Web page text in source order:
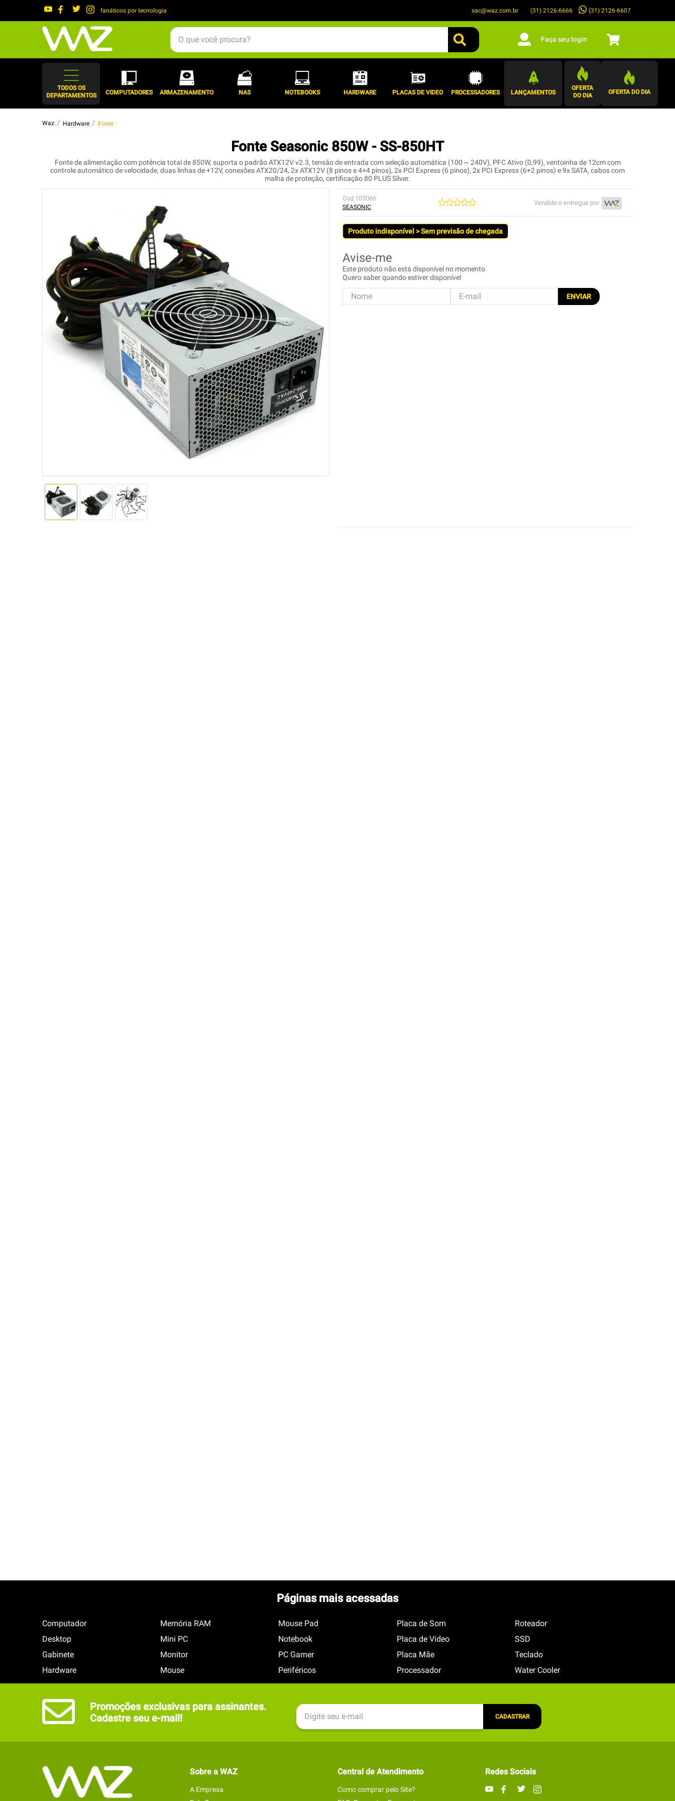
fanáticos por tecnologia sac@waz.com.br (31) 2126-6666 (31) 2126-6607
O que você procura?
Faça seu login
TODOS OS
DEPARTAMENTOS
COMPUTADORES ARMAZENAMENTO NAS NOTEBOOKS HARDWARE PLACAS DE VIDEO PROCESSADORES LANÇAMENTOS
OFERTA
DO DIA
OFERTA DO DIA
Hardware Fonte
Fonte Seasonic 850W - SS-850HT
Fonte de alimentação com potência total de 850W, suporta o padrão ATX12V v2.3, tensão de entrada com seleção automática (100 ~ 240V), PFC Ativo (0,99), ventoinha de 12cm com
controle automático de velocidade, duas linhas de +12V, conexões ATX20/24, 2x ATX12V (8 pinos e 4+4 pinos), 2x PCI Express (6 pinos), 2x PCI Express (6+2 pinos) e 9x SATA, cabos com
malha de proteção, certificação 80 PLUS Silver.
Cod.103066
SEASONIC
Vendido e entregue por
Produto indisponível > Sem previsão de chegada
Este produto não está disponível no momento
Quero saber quando estiver disponível
ENVIAR
Páginas mais acessadas
Computador
Desktop
Gabinete
Hardware
Memória RAM
Mini PC
Monitor
Mouse
Mouse Pad
Notebook
PC Gamer
Periféricos
Placa de Som
Placa de Video
Placa Mãe
Processador
Roteador
SSD
Teclado
Water Cooler
Promoções exclusivas para assinantes.
Cadastre seu e-mail!
CADASTRAR
Sobre a WAZ
A Empresa
Central de Atendimento
Como comprar pelo Site?
Redes Sociais
gabinete
2º
keychron
6º
jonsbo
10º ventoinha